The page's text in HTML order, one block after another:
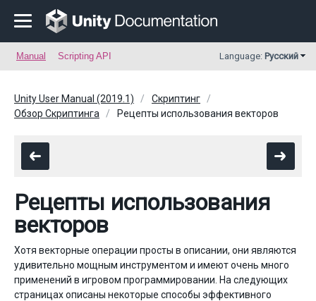
Manual Scripting API Language: Русский
Unity User Manual (2019.1)
Скриптинг
Обзор Скриптинга
Рецепты использования векторов
Рецепты использования
векторов
Хотя векторные операции просты в описании, они являются
удивительно мощным инструментом и имеют очень много
применений в игровом программировании. На следующих
страницах описаны некоторые способы эффективного